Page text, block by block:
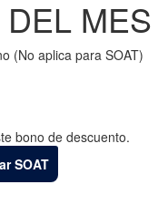
MES
(No aplica para SOAT)
bono de descuento.
SOAT